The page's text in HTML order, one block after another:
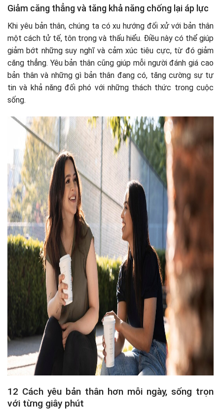
Giảm căng thẳng và tăng khả năng chống lại áp lực
Khi yêu bản thân, chúng ta có xu hướng đối xử với bản thân
một cách tử tế, tôn trọng và thấu hiểu. Điều này có thể giúp
giảm bớt những suy nghĩ và cảm xúc tiêu cực, từ đó giảm
căng thẳng. Yêu bản thân cũng giúp mỗi người đánh giá cao
bản thân và những gì bản thân đang có, tăng cường sự tự
tin và khả năng đối phó với những thách thức trong cuộc
sống.
12 Cách yêu bản thân hơn mỗi ngày, sống trọn
với từng giây phút